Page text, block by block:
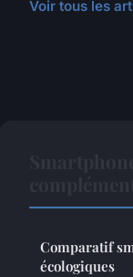
Voir tous les
Comparatif
écologiques